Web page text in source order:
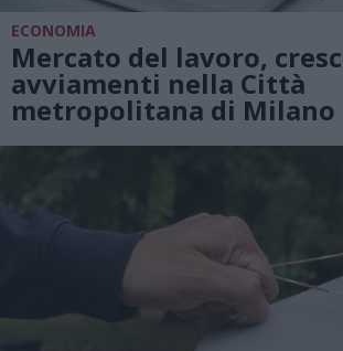
ECONOMIA
Mercato del lavoro,
avviamenti nella Città
metropolitana di Milano